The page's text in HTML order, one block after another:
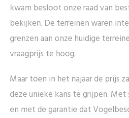
kwam besloot onze raad van
bekijken. De terreinen waren
grenzen aan onze huidige
vraagprijs te hoog.
Maar toen in het najaar de prijs
deze unieke kans te grijpen.
en met de garantie dat